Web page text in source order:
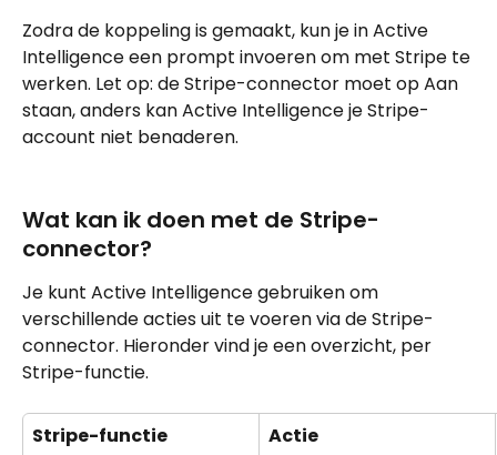
Zodra de koppeling is gemaakt, kun je in Active
Intelligence een prompt invoeren om met Stripe te
werken. Let op: de Stripe-connector moet op Aan
staan, anders kan Active Intelligence je Stripe-
account niet benaderen.
Wat kan ik doen met de Stripe-
connector?
Je kunt Active Intelligence gebruiken om
verschillende acties uit te voeren via de Stripe-
connector. Hieronder vind je een overzicht, per
Stripe-functie.
Stripe-functie Actie